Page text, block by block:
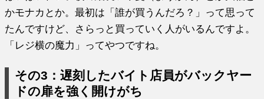
かモナカとか。最初は「誰が買うんだろ？」って思って
たんですけど、さらっと買っていく人がいるんですよ。
「レジ横の魔力」ってやつですね。
その3：遅刻したバイト店員がバックヤー
ドの扉を強く開けがち